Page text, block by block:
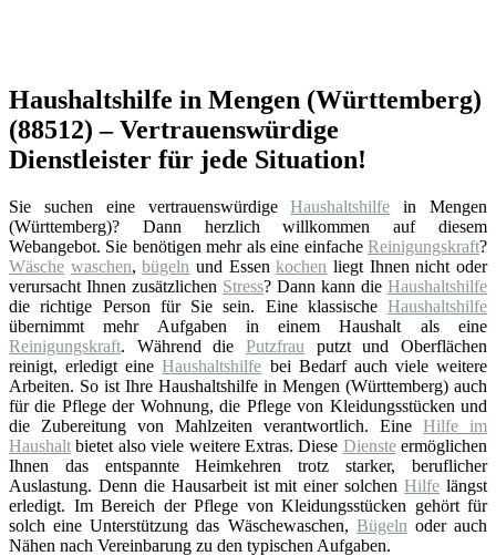
Haushaltshilfe in Mengen (Württemberg)
(88512) – Vertrauenswürdige
Dienstleister für jede Situation!
Sie suchen eine vertrauenswürdigeHaushaltshilfe in Mengen
(Württemberg)? Dann herzlich willkommen auf diesem
Webangebot. Sie benötigen mehr als eine einfache Reinigungskraft?
Wäsche waschen,bügeln und Essenkochen liegt Ihnen nicht oder
verursacht Ihnen zusätzlichen Stress? Dann kann die Haushaltshilfe
die richtige Person für Sie sein. Eine klassische Haushaltshilfe
übernimmt mehr Aufgaben in einem Haushalt als eine
Reinigungskraft. Während die Putzfrau putzt und Oberflächen
reinigt, erledigt eineHaushaltshilfe bei Bedarf auch viele weitere
Arbeiten. So ist Ihre Haushaltshilfe in Mengen (Württemberg) auch
für die Pflege der Wohnung, die Pflege von Kleidungsstücken und
die Zubereitung von Mahlzeiten verantwortlich. Eine Hilfe im
Haushalt bietet also viele weitere Extras. Diese Diensteermöglichen
Ihnen das entspannte Heimkehren trotz starker, beruflicher
Auslastung. Denn die Hausarbeit ist mit einer solchenHilfe längst
erledigt. Im Bereich der Pflege von Kleidungsstücken gehört für
solch eine Unterstützung das Wäschewaschen, Bügeln oder auch
Nähen nach Vereinbarung zu den typischen Aufgaben.